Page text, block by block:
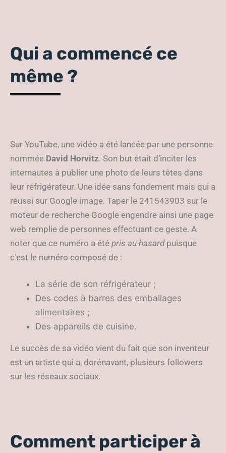
Qui a commencé ce
même ?
Sur YouTube, une vidéo a été lancée par une personne
nommée David Horvitz. Son but était d’inciter les
internautes à publier une photo de leurs têtes dans
leur réfrigérateur. Une idée sans fondement mais qui a
réussi sur Google image. Taper le 241543903 sur le
moteur de recherche Google engendre ainsi une page
web remplie de personnes effectuant ce geste. A
noter que ce numéro a été pris au hasardpuisque
c’est le numéro composé de :
La série de son réfrigérateur ;
Des codes à barres des emballages
alimentaires ;
Des appareils de cuisine.
Le succès de sa vidéo vient du fait que son inventeur
est un artiste qui a, dorénavant, plusieurs followers
sur les réseaux sociaux.
Comment participer à